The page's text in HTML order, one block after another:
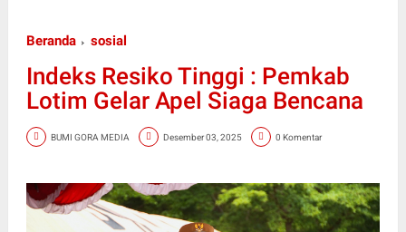
Beranda sosial
Indeks Resiko Tinggi : Pemkab
Lotim Gelar Apel Siaga Bencana
BUMI GORA MEDIA Desember 03, 2025 0 Komentar